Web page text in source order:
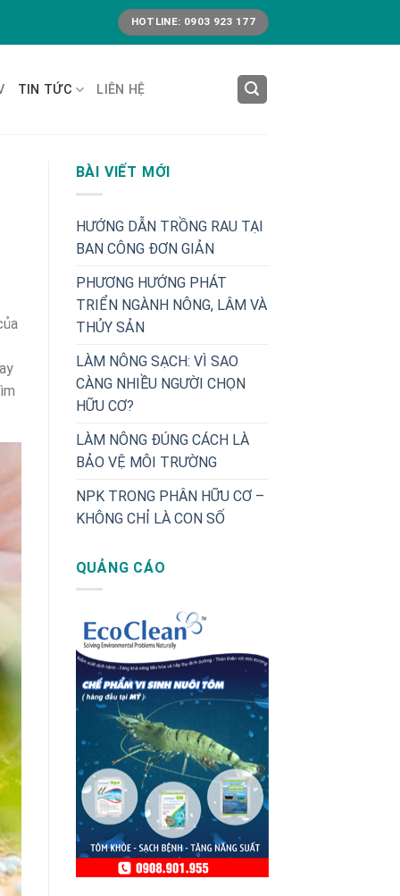
HOTLINE: 0903 923 177
TIN TỨC LIÊN HỆ
BÀI VIẾT MỚI
HƯỚNG DẪN TRỒNG RAU TẠI
BAN CÔNG ĐƠN GIẢN
PHƯƠNG HƯỚNG PHÁT
TRIỂN NGÀNH NÔNG, LÂM VÀ
THỦY SẢN
LÀM NÔNG SẠCH: VÌ SAO
CÀNG NHIỀU NGƯỜI CHỌN
HỮU CƠ?
LÀM NÔNG ĐÚNG CÁCH LÀ
BẢO VỆ MÔI TRƯỜNG
NPK TRONG PHÂN HỮU CƠ –
KHÔNG CHỈ LÀ CON SỐ
QUẢNG CÁO